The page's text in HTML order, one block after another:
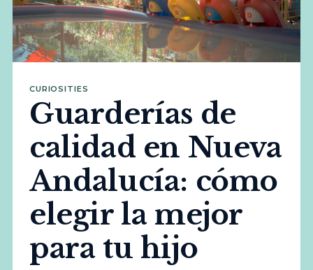
CURIOSITIES
Guarderías de
calidad en Nueva
Andalucía: cómo
elegir la mejor
para tu hijo